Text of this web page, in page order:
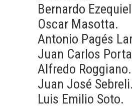
Bernardo
Oscar Masotta.
Antonio Pagés
Juan Carlos
Alfredo Roggiano.
Juan José
Luis Emilio Soto.